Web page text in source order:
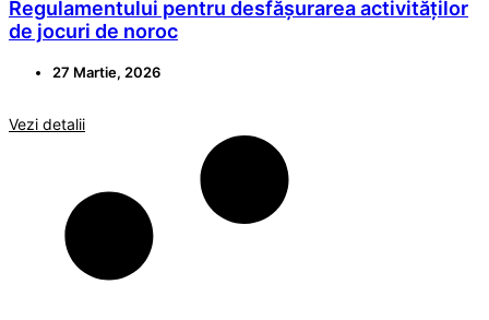
Regulamentului pentru desfășurarea activităților
de jocuri de noroc
27 Martie, 2026
Vezi detalii